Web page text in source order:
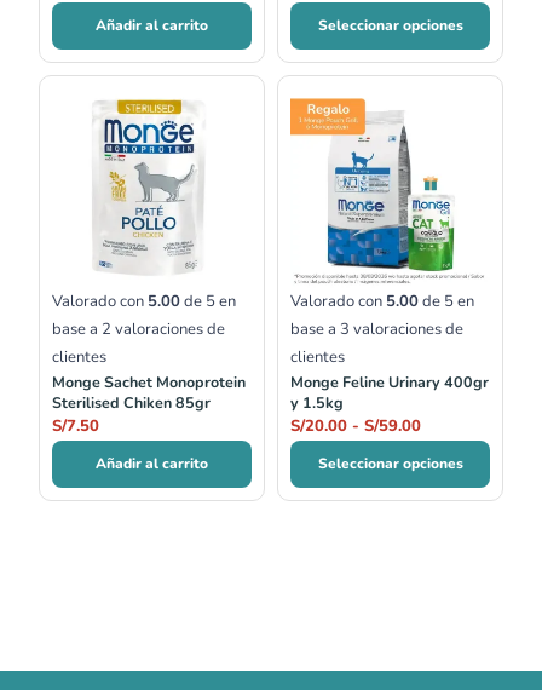
Añadir al carrito Seleccionar opciones
Valorado con 5.00de 5 en
base a 2 valoraciones de
clientes
Monge Sachet Monoprotein
Sterilised Chiken 85gr
S/7.50
Añadir al carrito
Valorado con 5.00de 5 en
base a 3 valoraciones de
clientes
Monge Feline Urinary 400gr
y 1.5kg
S/20.00 - S/59.00
desde
S/20.00
hasta
S/59.00
Seleccionar opciones